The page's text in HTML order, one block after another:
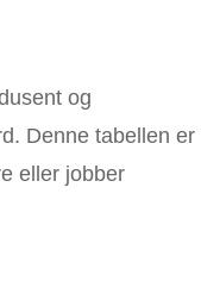
og
Denne tabellen er
eller jobber